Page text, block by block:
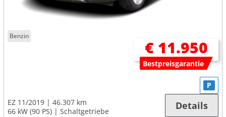
Benzin
€ 11.950
Bestpreisgarantie
EZ 11/2019
46.307 km
66 kW (90 PS)
Schaltgetriebe
P
Details